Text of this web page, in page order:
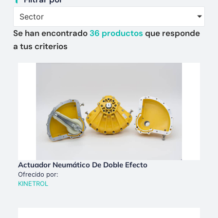
Sector
Se han encontrado 36 productos que responde
a tus criterios
Actuador Neumático De Doble Efecto
Ofrecido por:
KINETROL